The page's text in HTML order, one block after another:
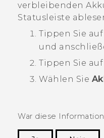
HTC-Geräte und
Anmelden
verbleibenden
Statusleiste
Tippen Sie
und
Tippen Sie auf
Wählen Sie
War diese